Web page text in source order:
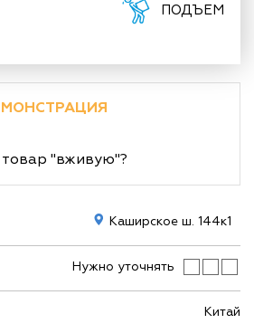
"вживую"?
Каширское ш. 144к1
Нужно уточнять
Китай
ПОДЪЕМ